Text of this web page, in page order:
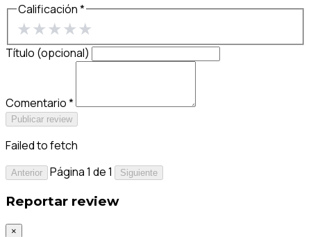
Calificación *
★★★★★
Título (opcional)
Comentario *
Publicar review
Failed to fetch
Anterior Página 1 de 1 Siguiente
Reportar review
×